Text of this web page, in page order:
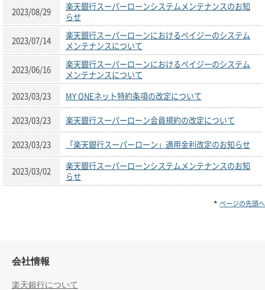
2023/08/29
楽天銀行スーパーローンシステムメンテナンスのお知
らせ
2023/07/14
楽天銀行スーパーローンにおけるペイジーのシステム
メンテナンスについて
2023/06/16
楽天銀行スーパーローンにおけるペイジーのシステム
メンテナンスについて
2023/03/23
MY ONEネット特約条項の改定について
2023/03/23 楽天銀行スーパーローン会員規約の改定について
2023/03/23 「楽天銀行スーパーローン」適用金利改定のお知らせ
2023/03/02
楽天銀行スーパーローンシステムメンテナンスのお知
らせ
ページの先頭へ
会社情報
楽天銀行について